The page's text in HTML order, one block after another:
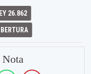
26.862
Nota